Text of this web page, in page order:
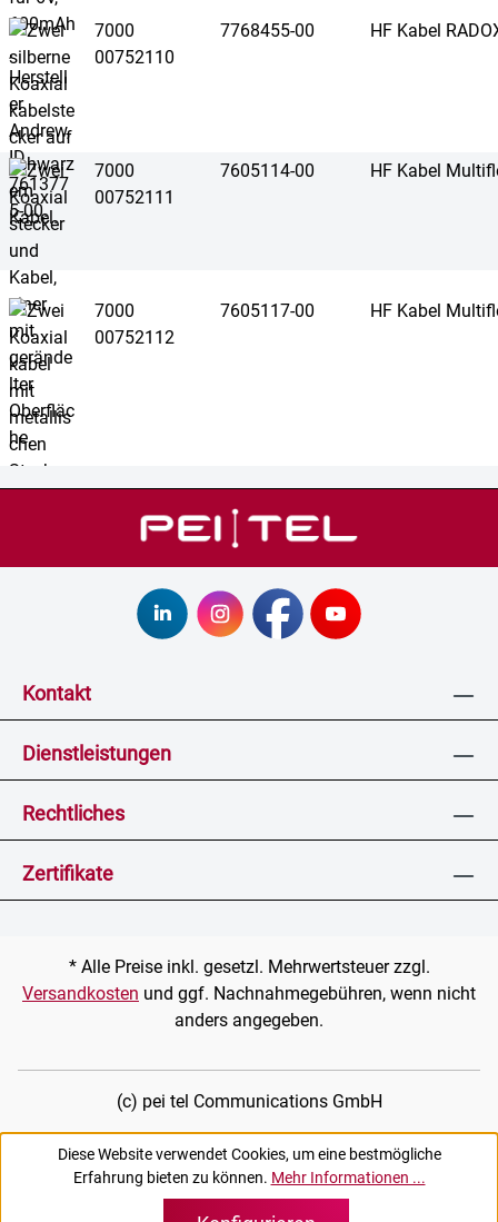
7000
00752110
7768455-00 HF Kabel
7000
00752111
7605114-00 HF Kabel
7000
00752112
7605117-00 HF Kabel
Kontakt
Dienstleistungen
Rechtliches
Zertifikate
* Alle Preise inkl. gesetzl. Mehrwertsteuer zzgl.
Versandkosten und ggf. Nachnahmegebühren, wenn nicht
anders angegeben.
(c) pei tel Communications GmbH
Diese Website verwendet Cookies, um eine bestmögliche
Erfahrung bieten zu können. Mehr Informationen ...